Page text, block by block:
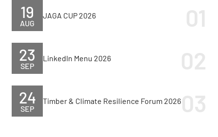
AUG
19 JAGA CUP 2026
SEP
23 LinkedIn Menu 2026
SEP
24 Timber & Climate Resilience Forum 2026